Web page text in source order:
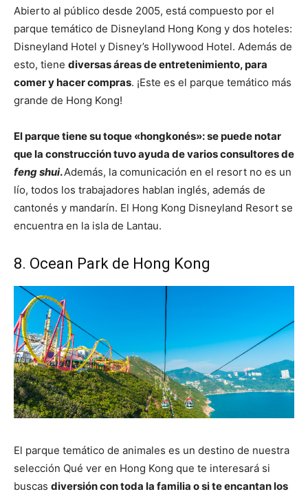
Abierto al público desde 2005, está compuesto por el
parque temático de Disneyland Hong Kong y dos hoteles:
Disneyland Hotel y Disney’s Hollywood Hotel. Además de
esto, tiene diversas áreas de entretenimiento, para
comer y hacer compras. ¡Este es el parque temático más
grande de Hong Kong!
El parque tiene su toque «hongkonés»: se puede notar
que la construcción tuvo ayuda de varios consultores de
feng shui.Además, la comunicación en el resort no es un
lío, todos los trabajadores hablan inglés, además de
cantonés y mandarín. El Hong Kong Disneyland Resort se
encuentra en la isla de Lantau.
8. Ocean Park de Hong Kong
El parque temático de animales es un destino de nuestra
selección Qué ver en Hong Kong que te interesará si
buscas diversión con toda la familia o si te encantan los